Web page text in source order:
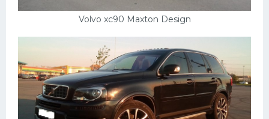
Volvo xc90 Maxton Design